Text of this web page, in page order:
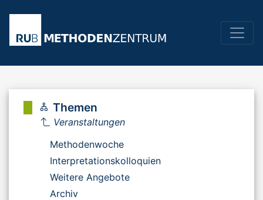
Themen
Veranstaltungen
Methodenwoche
Interpretationskolloquien
Weitere Angebote
Archiv